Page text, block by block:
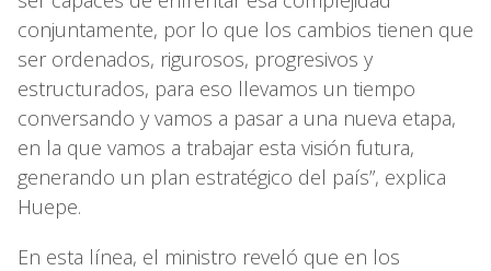
conjuntamente, por lo que los cambios tienen que
ser ordenados, rigurosos, progresivos y
estructurados, para eso llevamos un tiempo
conversando y vamos a pasar a una nueva etapa,
en la que vamos a trabajar esta visión futura,
generando un plan estratégico del país”, explica
Huepe.
En esta línea, el ministro reveló que en los